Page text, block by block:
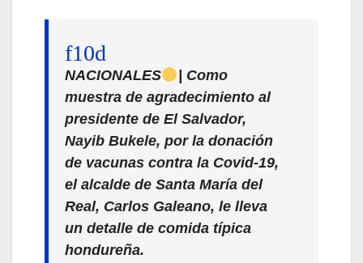
NACIONALES
| Como
muestra de agradecimiento al
presidente de El Salvador,
Nayib Bukele, por la donación
de vacunas contra la Covid-19,
el alcalde de Santa María del
Real, Carlos Galeano, le lleva
un detalle de comida típica
hondureña.